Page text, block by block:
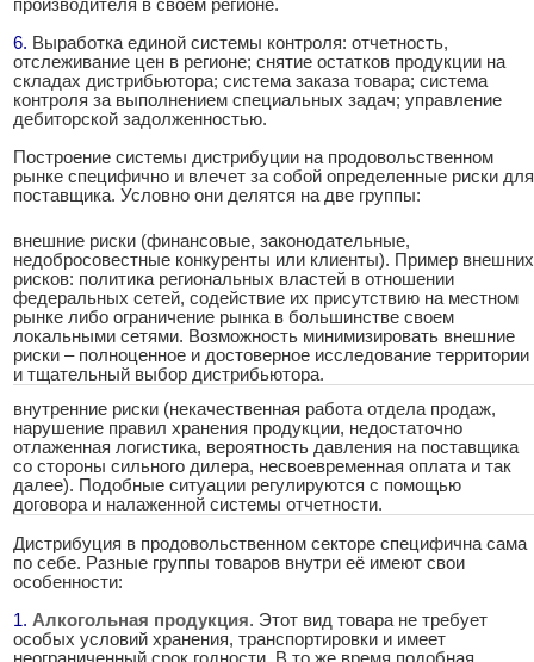
производителя в своем регионе.
6. Выработка единой системы контроля: отчетность,
отслеживание цен в регионе; снятие остатков продукции на
складах дистрибьютора; система заказа товара; система
контроля за выполнением специальных задач; управление
дебиторской задолженностью.
Построение системы дистрибуции на продовольственном
рынке специфично и влечет за собой определенные риски для
поставщика. Условно они делятся на две группы:
внешние риски (финансовые, законодательные,
недобросовестные конкуренты или клиенты). Пример внешних
рисков: политика региональных властей в отношении
федеральных сетей, содействие их присутствию на местном
рынке либо ограничение рынка в большинстве своем
локальными сетями. Возможность минимизировать внешние
риски – полноценное и достоверное исследование территории
и тщательный выбор дистрибьютора.
внутренние риски (некачественная работа отдела продаж,
нарушение правил хранения продукции, недостаточно
отлаженная логистика, вероятность давления на поставщика
со стороны сильного дилера, несвоевременная оплата и так
далее). Подобные ситуации регулируются с помощью
договора и налаженной системы отчетности.
Дистрибуция в продовольственном секторе специфична сама
по себе. Разные группы товаров внутри её имеют свои
особенности:
1. Алкогольная продукция. Этот вид товара не требует
особых условий хранения, транспортировки и имеет